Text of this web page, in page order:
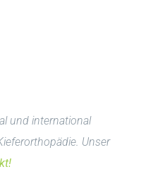
und international
Unser